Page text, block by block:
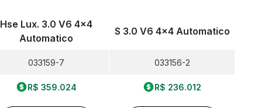
Hse Lux. 3.0 V6 4x4
Automatico
033159-7
R$ 359.024
S 3.0 V6 4x4 Automatico
033156-2
R$ 236.012